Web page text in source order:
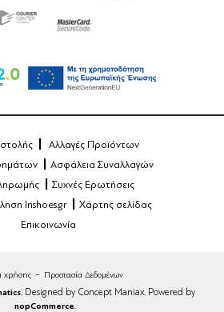
Αλλαγές Προϊόντων
Ασφάλεια Συναλλαγών
Συχνές Ερωτήσεις
Inshoes.gr
Χάρτης σελίδας
Επικοινωνία
χρήσης
Προστασία Δεδομένων
. Designed by Concept Maniax. Powered by
nopCommerce.